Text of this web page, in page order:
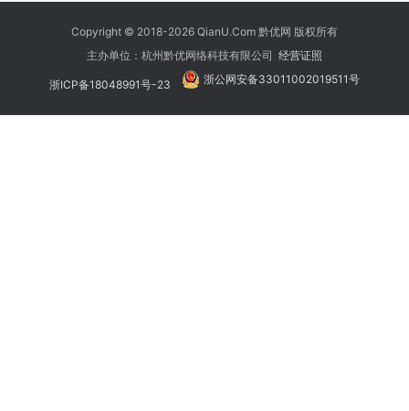
Copyright © 2018-2026 QianU.Com 黔优网 版权所有
主办单位：杭州黔优网络科技有限公司 经营证照
浙ICP备18048991号-23 浙公网安备33011002019511号